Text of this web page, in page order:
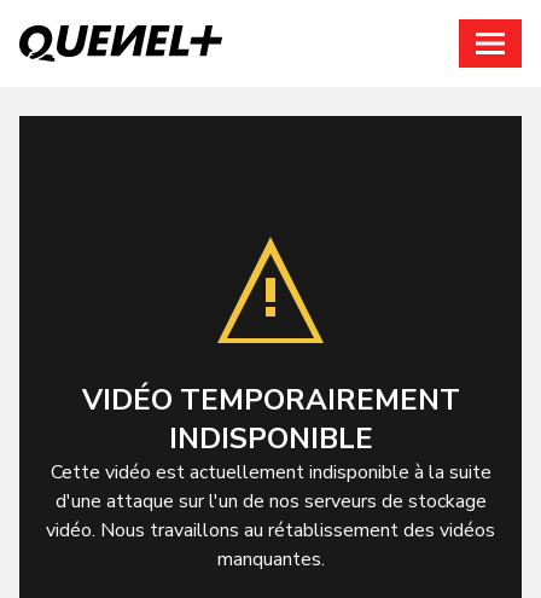
VIDÉO TEMPORAIREMENT
INDISPONIBLE
Cette vidéo est actuellement indisponible à la suite
d'une attaque sur l'un de nos serveurs de stockage
vidéo. Nous travaillons au rétablissement des vidéos
manquantes.